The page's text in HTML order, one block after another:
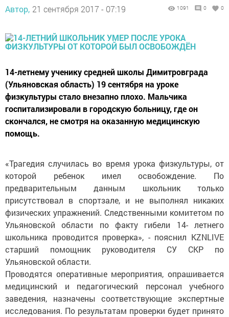
Автор, 21 сентября 2017 - 07:19 1091 0 0
14-летнему ученику средней школы Димитровграда
(Ульяновская область) 19 сентября на уроке
физкультуры стало внезапно плохо. Мальчика
госпитализировали в городскую больницу, где он
скончался, не смотря на оказанную медицинскую
помощь.
«Трагедия случилась во время урока физкультуры, от
которой ребенок имел освобождение. По
предварительным данным школьник только
присутствовал в спортзале, и не выполнял никаких
физических упражнений. Следственными комитетом по
Ульяновской области по факту гибели 14- летнего
школьника проводится проверка», - пояснил KZNLIVE
старший помощник руководителя СУ СКР по
Ульяновской области.
Проводятся оперативные мероприятия, опрашивается
медицинский и педагогический персонал учебного
заведения, назначены соответствующие экспертные
исследования. По результатам проверки будет принято